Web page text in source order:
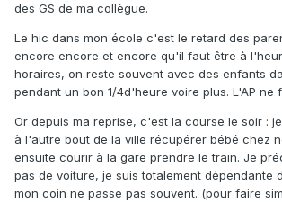
des GS de ma collègue.
Le hic dans mon école c'est le retard des
encore encore et encore qu'il faut être à
horaires, on reste souvent avec des enfants
pendant un bon 1/4d'heure voire plus. L'AP ne
Or depuis ma reprise, c'est la course le soir :
à l'autre bout de la ville récupérer bébé chez
ensuite courir à la gare prendre le train. Je
pas de voiture, je suis totalement dépendante
mon coin ne passe pas souvent. (pour faire